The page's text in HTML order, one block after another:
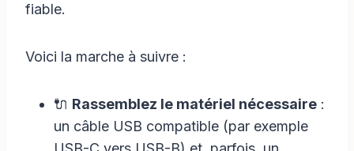
fiable.
Voici la marche à suivre :
🔌 Rassemblez le matériel nécessaire :
un câble USB compatible (par exemple